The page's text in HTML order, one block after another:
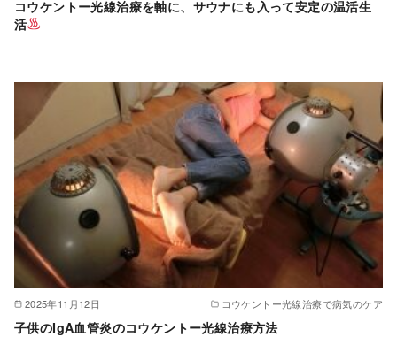
コウケントー光線治療を軸に、サウナにも入って安定の温活生
活
2025年11月12日 コウケントー光線治療で病気のケア
子供のIgA血管炎のコウケントー光線治療方法